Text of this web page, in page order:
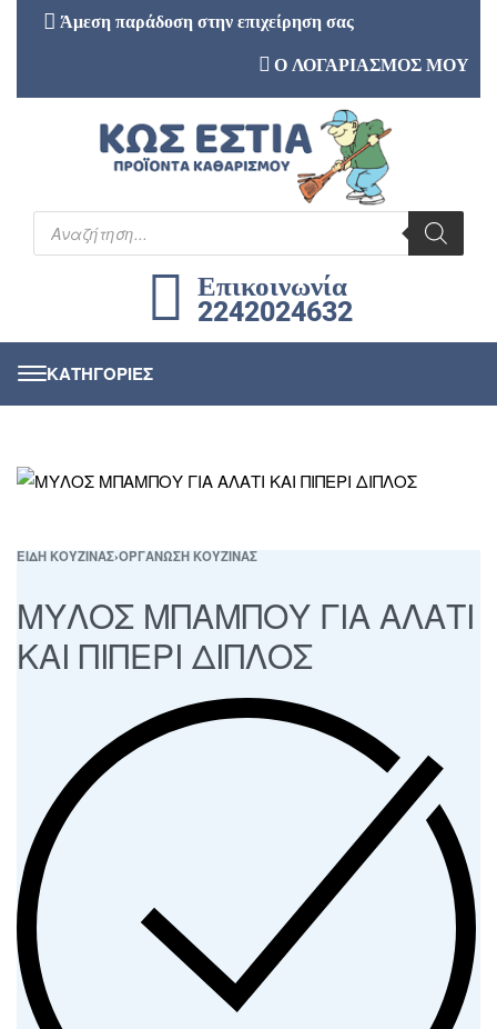
Άμεση παράδοση στην επιχείρηση σας
Ο ΛΟΓΑΡΙΑΣΜΟΣ ΜΟΥ
Επικοινωνία
2242024632
ΕΙΔΗ ΚΟΥΖΙΝΑΣ›ΟΡΓΑΝΩΣΗ ΚΟΥΖΙΝΑΣ
ΜΥΛΟΣ ΜΠΑΜΠΟΥ ΓΙΑ ΑΛΑΤΙ
ΚΑΙ ΠΙΠΕΡΙ ΔΙΠΛΟΣ